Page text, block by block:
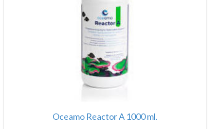
Oceamo Reactor A 1000 ml.